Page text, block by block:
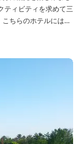
ちらのホテルには、
。壁紙からトイレッ
ンモチーフがあしら
館から徒歩わずか10